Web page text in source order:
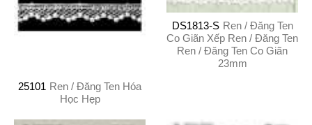
25101 Ren / Đăng Ten Hóa
Học Hẹp
DS1813-S Ren / Đăng Ten
Co Giãn Xếp Ren / Đăng Ten
Ren / Đăng Ten Co Giãn
23mm